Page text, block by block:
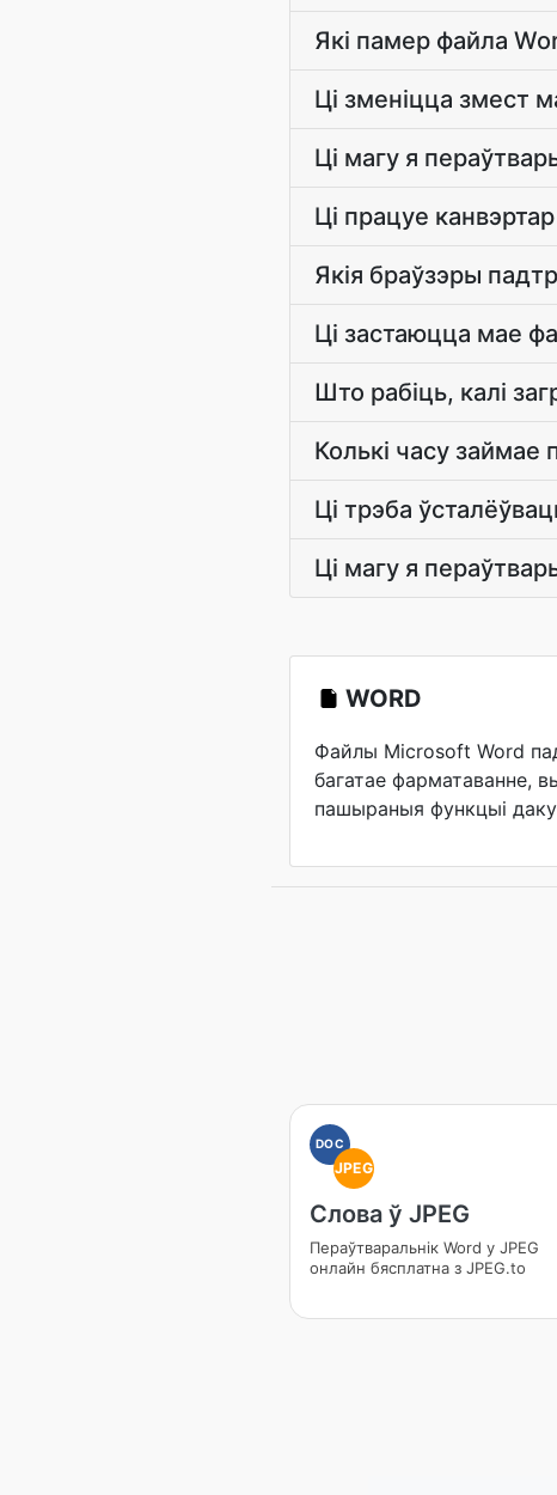
Які памер файла
Ці зменіцца змест
Ці магу я
Ці працуе
Якія браўзэры
Ці застаюцца мае
Што рабіць, калі
Колькі часу займае
Ці трэба
Ці магу я
WORD
Файлы Microsoft Word
багатае фарматаванне,
пашыраныя функцыі
DOC
JPEG
Слова ў JPEG
Пераўтваральнік Word у JPEG
онлайн бясплатна з JPEG.to